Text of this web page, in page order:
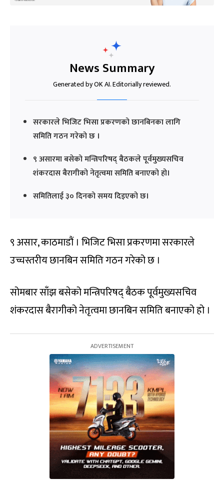
News Summary
Generated by OK AI. Editorially reviewed.
सरकारले भिजिट भिसा प्रकरणको छानबिनका लागि
समिति गठन गरेको छ ।
९ असारमा बसेको मन्त्रिपरिषद् बैठकले पूर्वमुख्यसचिव
शंकरदास बैरागीको नेतृत्वमा समिति बनाएको हो।
समितिलाई ३० दिनको समय दिइएको छ।
९ असार, काठमाडौं । भिजिट भिसा प्रकरणमा सरकारले
उच्चस्तरीय छानबिन समिति गठन गरेको छ ।
सोमबार साँझ बसेको मन्त्रिपरिषद् बैठक पूर्वमुख्यसचिव
शंकरदास बैरागीको नेतृत्वमा छानबिन समिति बनाएको हो ।